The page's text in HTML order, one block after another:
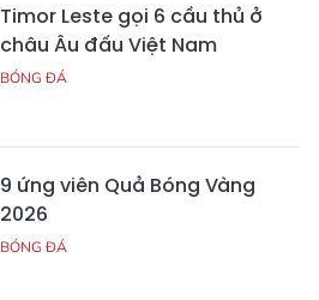
Timor Leste gọi 6 cầu thủ ở
châu Âu đấu Việt Nam
BÓNG ĐÁ
9 ứng viên Quả Bóng Vàng
2026
BÓNG ĐÁ